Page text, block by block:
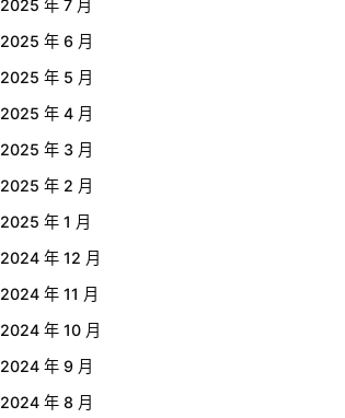
2025 年 7 月
2025 年 6 月
2025 年 5 月
2025 年 4 月
2025 年 3 月
2025 年 2 月
2025 年 1 月
2024 年 12 月
2024 年 11 月
2024 年 10 月
2024 年 9 月
2024 年 8 月